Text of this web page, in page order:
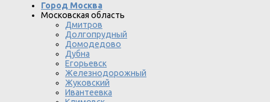
Город Москва
Московская область
Дмитров
Долгопрудный
Домодедово
Дубна
Егорьевск
Железнодорожный
Жуковский
Ивантеевка